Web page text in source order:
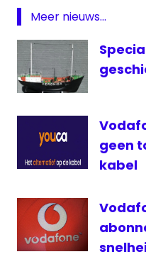
TV
Drenthe
Veronica
VodafoneZiggo
Genee
Meer nieuws...
geen
kabel